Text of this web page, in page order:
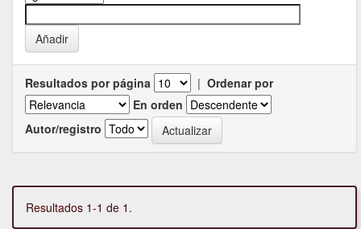
Resultados por página | Ordenar por
En orden
Autor/registro
Resultados 1-1 de 1.